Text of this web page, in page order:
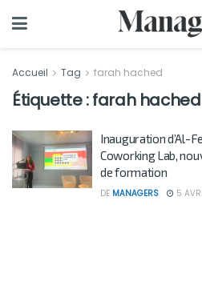
Accueil Tag farah hached
Étiquette :farah hached
Inauguration d’Al-
Coworking Lab,
de formation
DE MANAGERS 5